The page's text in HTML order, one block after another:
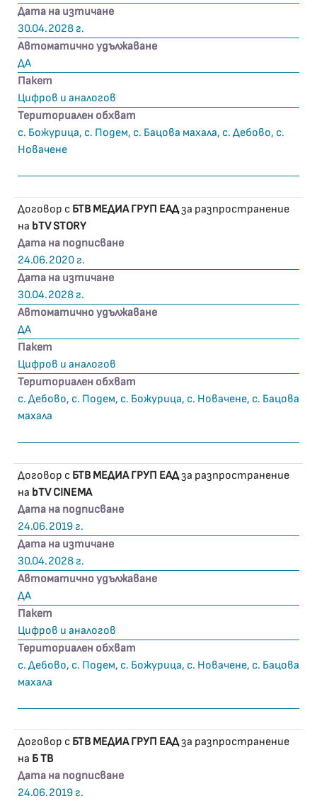
Дата на изтичане
30.04.2028 г.
Автоматично удължаване
ДА
Пакет
Цифров и аналогов
Териториален обхват
с. Божурица, с. Подем, с. Бацова махала, с. Дебово, с.
Новачене
Договор с БТВ МЕДИА ГРУП ЕАДза разпространение
на bTV STORY
Дата на подписване
24.06.2020 г.
Дата на изтичане
30.04.2028 г.
Автоматично удължаване
ДА
Пакет
Цифров и аналогов
Териториален обхват
с. Дебово, с. Подем, с. Божурица, с. Новачене, с. Бацова
махала
Договор с БТВ МЕДИА ГРУП ЕАДза разпространение
на bTV CINEMA
Дата на подписване
24.06.2019 г.
Дата на изтичане
30.04.2028 г.
Автоматично удължаване
ДА
Пакет
Цифров и аналогов
Териториален обхват
с. Дебово, с. Подем, с. Божурица, с. Новачене, с. Бацова
махала
Договор с БТВ МЕДИА ГРУП ЕАДза разпространение
на Б ТВ
Дата на подписване
24.06.2019 г.